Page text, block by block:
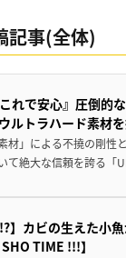
記事(全体)
これで安心』圧倒的
ルトラハード素材を
材」による不撓の剛
て絶大な信頼を誇る「
!?】カビの生えた
TIME !!!】